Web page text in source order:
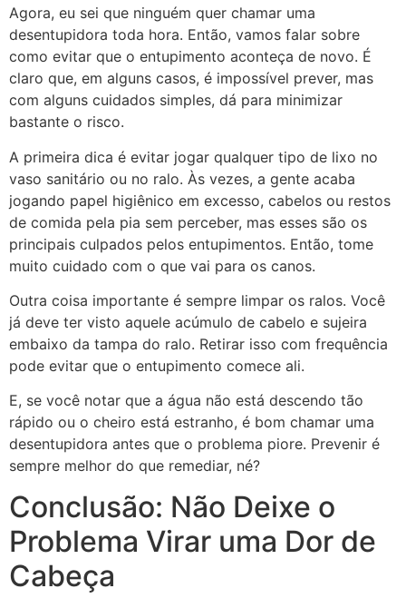
Agora, eu sei que ninguém quer chamar uma
desentupidora toda hora. Então, vamos falar sobre
como evitar que o entupimento aconteça de novo. É
claro que, em alguns casos, é impossível prever, mas
com alguns cuidados simples, dá para minimizar
bastante o risco.
A primeira dica é evitar jogar qualquer tipo de lixo no
vaso sanitário ou no ralo. Às vezes, a gente acaba
jogando papel higiênico em excesso, cabelos ou restos
de comida pela pia sem perceber, mas esses são os
principais culpados pelos entupimentos. Então, tome
muito cuidado com o que vai para os canos.
Outra coisa importante é sempre limpar os ralos. Você
já deve ter visto aquele acúmulo de cabelo e sujeira
embaixo da tampa do ralo. Retirar isso com frequência
pode evitar que o entupimento comece ali.
E, se você notar que a água não está descendo tão
rápido ou o cheiro está estranho, é bom chamar uma
desentupidora antes que o problema piore. Prevenir é
sempre melhor do que remediar, né?
Conclusão: Não Deixe o
Problema Virar uma Dor de
Cabeça